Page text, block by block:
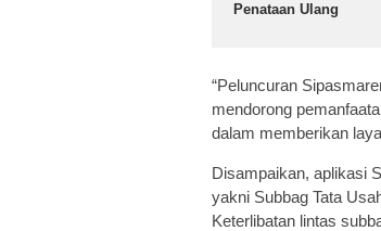
Penataan Ulang
“Peluncuran
mendorong
dalam memberikan
Disampaikan, aplikasi
yakni Subbag Tata
Keterlibatan lintas